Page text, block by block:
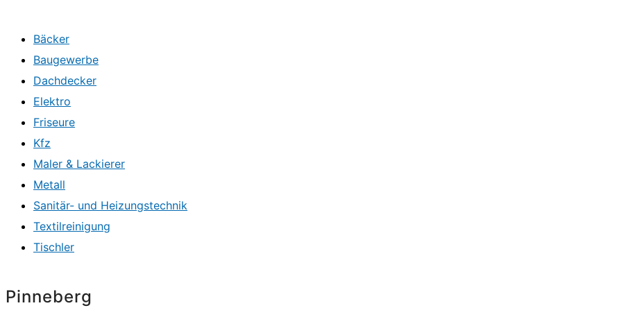
Bäcker
Baugewerbe
Dachdecker
Elektro
Friseure
Kfz
Maler & Lackierer
Metall
Sanitär- und Heizungstechnik
Textilreinigung
Tischler
Pinneberg